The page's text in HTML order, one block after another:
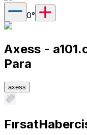
0°
Axess -
Para
axess